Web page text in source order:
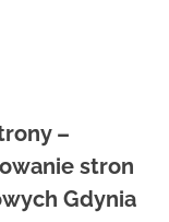
–
stron
Gdynia